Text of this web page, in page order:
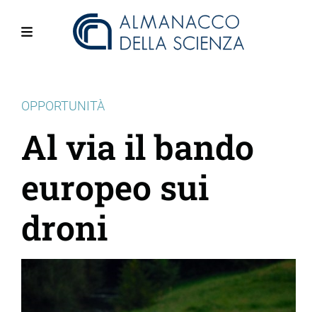
OPPORTUNITÀ
Al via il bando
europeo sui
droni